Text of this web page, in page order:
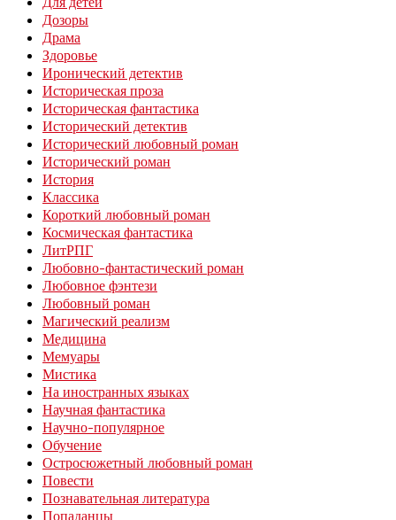
Дозоры
Драма
Здоровье
Иронический детектив
Историческая проза
Историческая фантастика
Исторический детектив
Исторический любовный роман
Исторический роман
История
Классика
Короткий любовный роман
Космическая фантастика
ЛитРПГ
Любовно-фантастический роман
Любовное фэнтези
Любовный роман
Магический реализм
Медицина
Мемуары
Мистика
На иностранных языках
Научная фантастика
Научно-популярное
Обучение
Остросюжетный любовный роман
Повести
Познавательная литература
Попаданцы